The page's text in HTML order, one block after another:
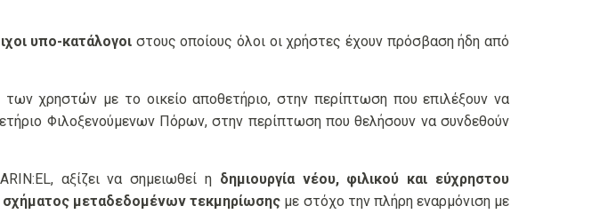
υπο-κατάλογοι στους οποίους όλοι οι χρήστες έχουν πρόσβαση ήδη από
χρηστών με το οικείο αποθετήριο, στην περίπτωση που επιλέξουν να
Φιλοξενούμενων Πόρων, στην περίπτωση που θελήσουν να συνδεθούν
αξίζει να σημειωθεί η δημιουργία νέου, φιλικού και εύχρηστου
σχήματος μεταδεδομένων τεκμηρίωσης με στόχο την πλήρη εναρμόνιση με